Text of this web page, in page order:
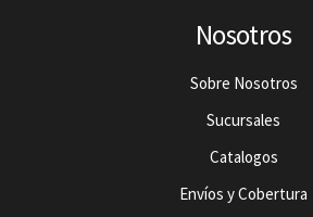
Nosotros
Sobre Nosotros
Sucursales
Catalogos
Envíos y Cobertura